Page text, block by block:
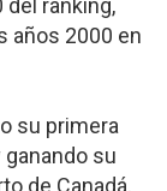
del ranking,
años 2000 en
su primera
ganando su
de Canadá.